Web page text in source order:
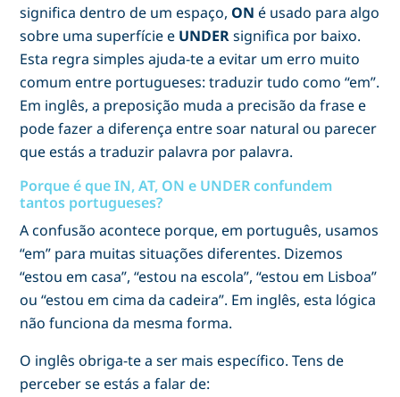
significa dentro de um espaço, ON é usado para algo
sobre uma superfície e UNDERsignifica por baixo.
Esta regra simples ajuda-te a evitar um erro muito
comum entre portugueses: traduzir tudo como “em”.
Em inglês, a preposição muda a precisão da frase e
pode fazer a diferença entre soar natural ou parecer
que estás a traduzir palavra por palavra.
Porque é que IN, AT, ON e UNDER confundem
tantos portugueses?
A confusão acontece porque, em português, usamos
“em” para muitas situações diferentes. Dizemos
“estou em casa”, “estou na escola”, “estou em Lisboa”
ou “estou em cima da cadeira”. Em inglês, esta lógica
não funciona da mesma forma.
O inglês obriga-te a ser mais específico. Tens de
perceber se estás a falar de: